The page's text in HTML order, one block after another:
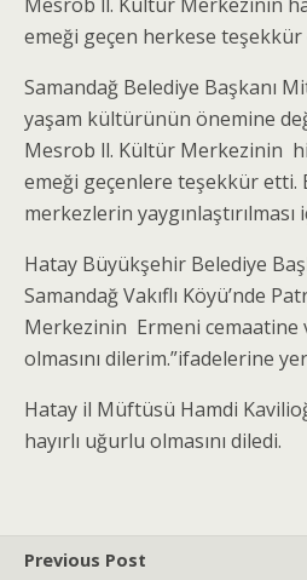
emeği geçen herkese teşekkür
Samandağ Belediye Başkanı
yaşam kültürünün önemine
Mesrob ll. Kültür Merkezinin
emeği geçenlere teşekkür etti.
merkezlerin yaygınlaştırılması
Hatay Büyükşehir Belediye
Samandağ Vakıflı Köyü’nde
Merkezinin Ermeni cemaatine
olmasını dilerim.”ifadelerine
Hatay il Müftüsü Hamdi
hayırlı uğurlu olmasını diledi.
Previous Post